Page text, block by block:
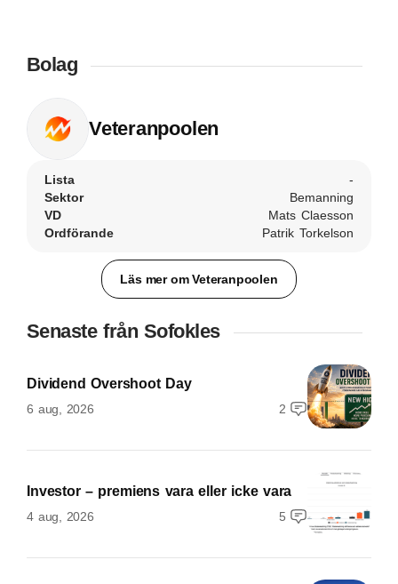
Bolag
Veteranpoolen
Lista
-
Sektor
Bemanning
VD
Mats Claesson
Ordförande
Patrik Torkelson
Läs mer om Veteranpoolen
Senaste från Sofokles
Dividend Overshoot Day
6 aug, 2026 2
Investor – premiens vara eller icke vara
4 aug, 2026 5